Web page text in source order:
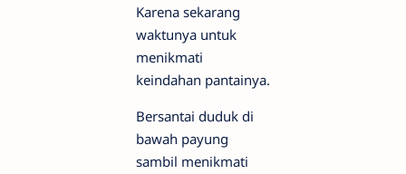
Karena sekarang
waktunya untuk
menikmati
keindahan pantainya.
Bersantai duduk di
bawah payung
sambil menikmati